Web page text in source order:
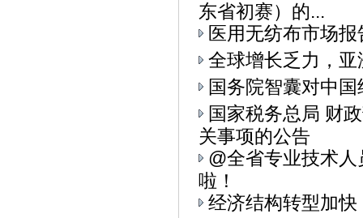
东省初赛）的...
医用无纺布市场报
全球增长乏力，
国务院智囊对中
国家税务总局 财
关事项的公告
@全省专业技术
啦！
经济结构转型加